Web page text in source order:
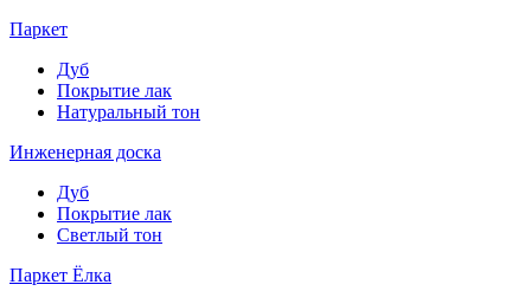
Паркет
Дуб
Покрытие лак
Натуральный тон
Инженерная доска
Дуб
Покрытие лак
Светлый тон
Паркет Ёлка